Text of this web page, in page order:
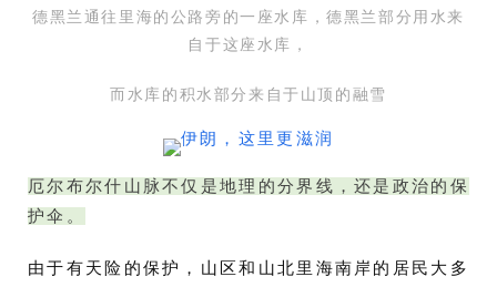
德黑兰通往里海的公路旁的一座水库，德黑兰部分用水来
自于这座水库，
而水库的积水部分来自于山顶的融雪
厄尔布尔什山脉不仅是地理的分界线，还是政治的保
护伞。
由于有天险的保护，山区和山北里海南岸的居民大多